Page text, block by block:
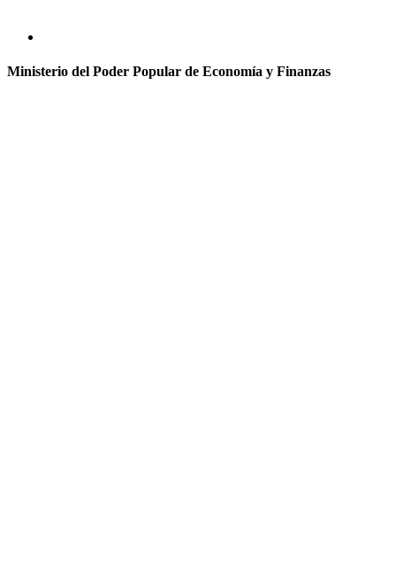
Ministerio del Poder Popular de Economía y Finanzas